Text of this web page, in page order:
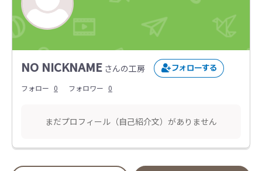
NO NICKNAME さんの工房
フォロー 0 フォロワー 0
まだプロフィール（自己紹介文）がありません